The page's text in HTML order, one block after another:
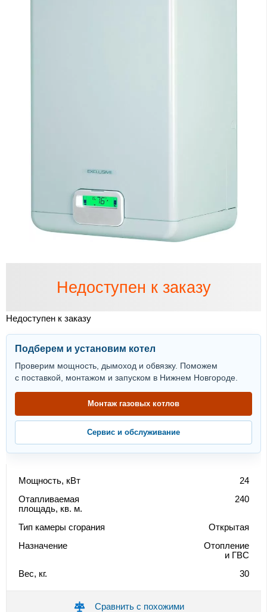
Недоступен к заказу
Недоступен к заказу
Подберем и установим котел
Проверим мощность, дымоход и обвязку. Поможем
с поставкой, монтажом и запуском в Нижнем Новгороде.
Монтаж газовых котлов
Сервис и обслуживание
Мощность, кВт
24
Отапливаемая
площадь, кв. м.
240
Тип камеры сгорания
Открытая
Назначение
Отопление
и ГВС
Вес, кг.
30
Сравнить с похожими